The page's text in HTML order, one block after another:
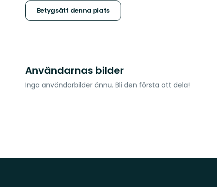
stjärnor
Betygsätt denna plats
Användarnas bilder
Inga användarbilder ännu. Bli den första att dela!